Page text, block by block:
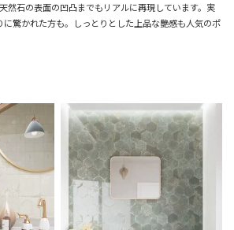
然石の表面の凹凸までもリアルに再現しています。実
に驚かれた方も。しっとりとした上品な艶感も人気のポ